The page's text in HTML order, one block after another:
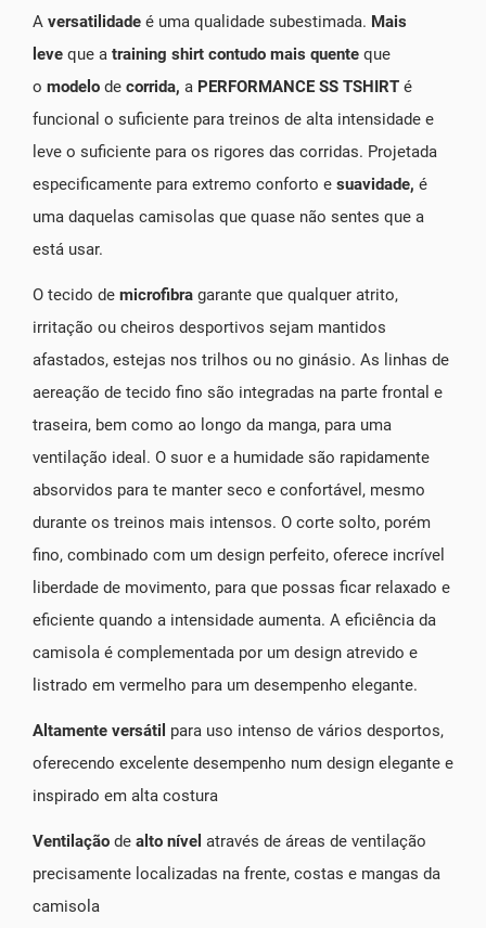
A versatilidade é uma qualidade subestimada. Mais
leve que a training shirt contudo mais quente que
o modelo de corrida, a PERFORMANCE SS TSHIRT é
funcional o suficiente para treinos de alta intensidade e
leve o suficiente para os rigores das corridas. Projetada
especificamente para extremo conforto e suavidade, é
uma daquelas camisolas que quase não sentes que a
está usar.
O tecido de microfibra garante que qualquer atrito,
irritação ou cheiros desportivos sejam mantidos
afastados, estejas nos trilhos ou no ginásio. As linhas de
aereação de tecido fino são integradas na parte frontal e
traseira, bem como ao longo da manga, para uma
ventilação ideal. O suor e a humidade são rapidamente
absorvidos para te manter seco e confortável, mesmo
durante os treinos mais intensos. O corte solto, porém
fino, combinado com um design perfeito, oferece incrível
liberdade de movimento, para que possas ficar relaxado e
eficiente quando a intensidade aumenta. A eficiência da
camisola é complementada por um design atrevido e
listrado em vermelho para um desempenho elegante.
Altamente versátil para uso intenso de vários desportos,
oferecendo excelente desempenho num design elegante e
inspirado em alta costura
Ventilação de alto nível através de áreas de ventilação
precisamente localizadas na frente, costas e mangas da
camisola